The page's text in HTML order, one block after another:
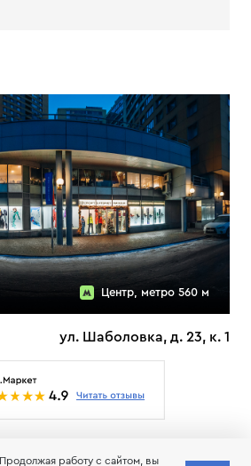
Центр, метро 560 м
ул. Шаболовка, д. 23, к. 1
работу с сайтом, вы